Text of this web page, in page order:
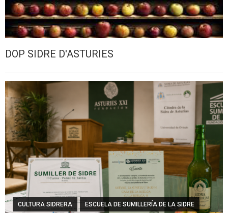
DOP SIDRE D'ASTURIES
CULTURA SIDRERA ESCUELA DE SUMILLERÍA DE LA SIDRE